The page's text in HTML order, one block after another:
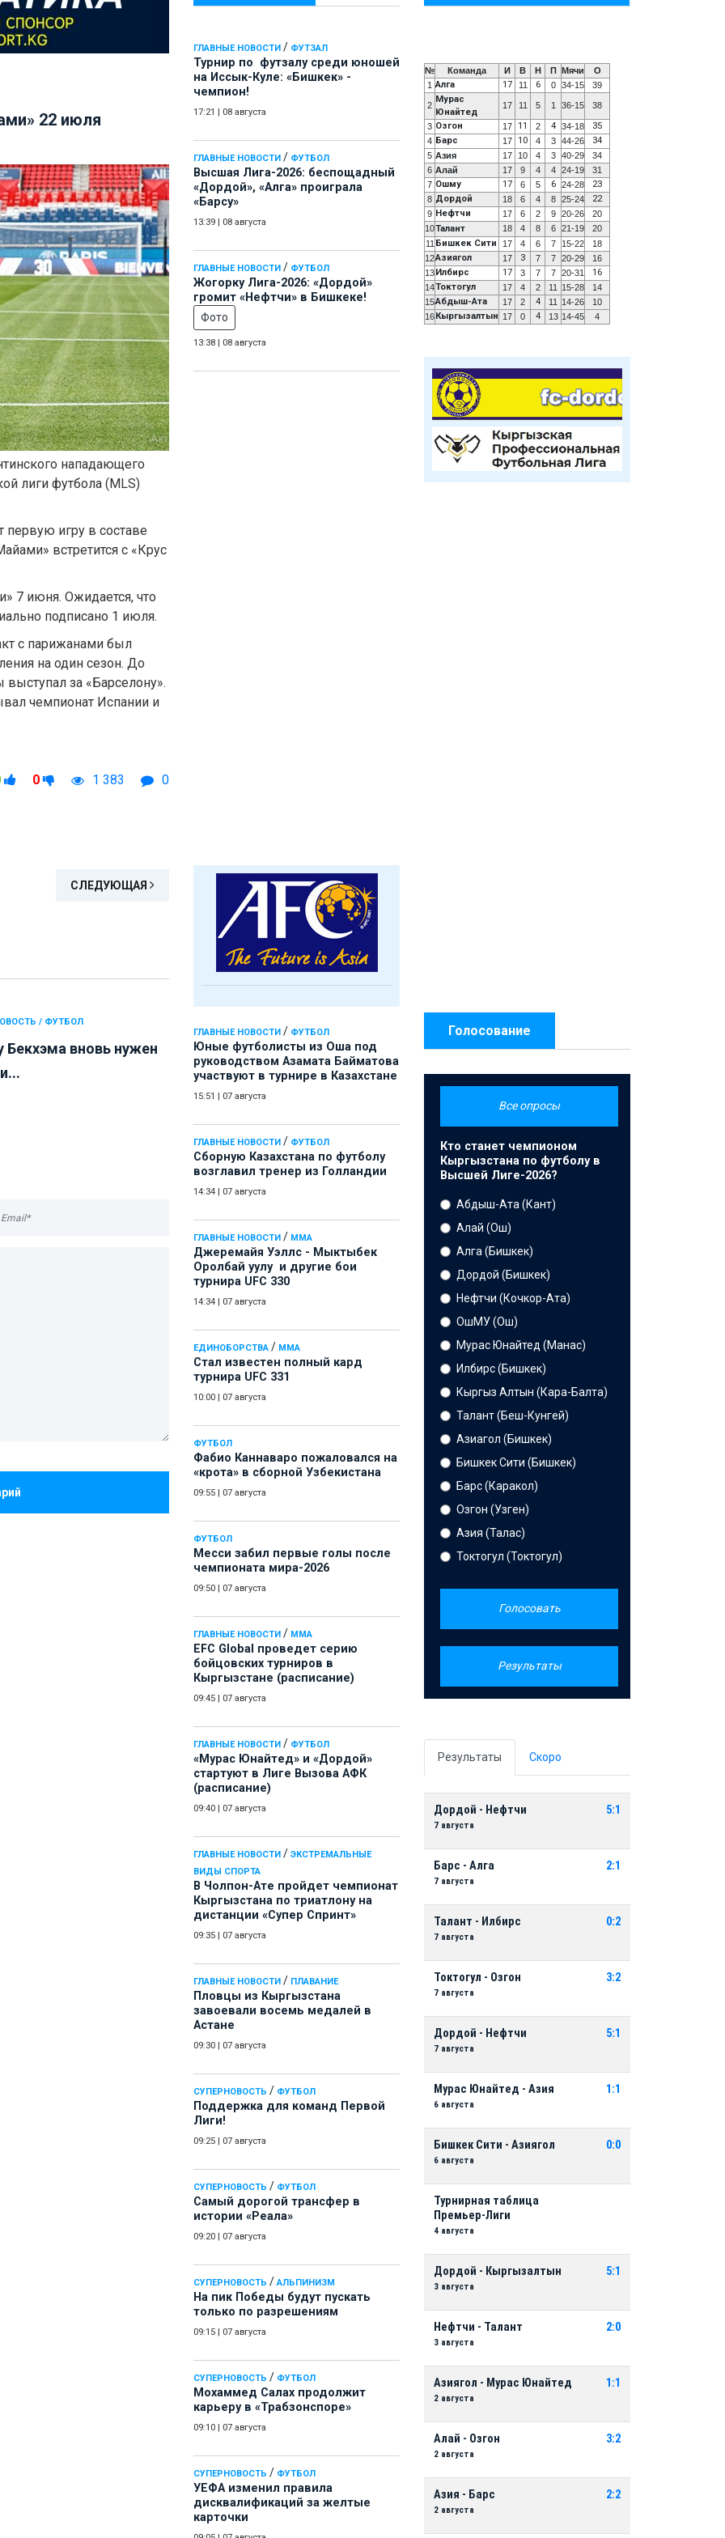
ГЛАВНЫЕ НОВОСТИ / ФУТЗАЛ
Турнир по футзалу среди юношей
на Иссык-Куле: «Бишкек» -
чемпион!
17:21 08 августа
ГЛАВНЫЕ НОВОСТИ / ФУТБОЛ
Высшая Лига-2026: беспощадный
«Дордой», «Алга» проиграла
«Барсу»
13:39 08 августа
ГЛАВНЫЕ НОВОСТИ / ФУТБОЛ
Жогорку Лига-2026: «Дордой»
громит «Нефтчи» в Бишкеке!
Фото
13:38 08 августа
ГЛАВНЫЕ НОВОСТИ / ФУТБОЛ
Юные футболисты из Оша под
руководством Азамата Байматова
участвуют в турнире в Казахстане
15:51 07 августа
ГЛАВНЫЕ НОВОСТИ / ФУТБОЛ
Сборную Казахстана по футболу
возглавил тренер из Голландии
14:34 07 августа
ГЛАВНЫЕ НОВОСТИ / ММА
Джеремайя Уэллс - Мыктыбек
Оролбай уулу и другие бои
турнира UFC 330
14:34 07 августа
ЕДИНОБОРСТВА / ММА
Стал известен полный кард
турнира UFC 331
10:00 07 августа
ФУТБОЛ
Фабио Каннаваро пожаловался на
«крота» в сборной Узбекистана
09:55 07 августа
ФУТБОЛ
Месси забил первые голы после
чемпионата мира-2026
09:50 07 августа
ГЛАВНЫЕ НОВОСТИ / ММА
EFC Global проведет серию
бойцовских турниров в
Кыргызстане (расписание)
09:45 07 августа
ГЛАВНЫЕ НОВОСТИ / ФУТБОЛ
«Мурас Юнайтед» и «Дордой»
стартуют в Лиге Вызова АФК
(расписание)
09:40 07 августа
ГЛАВНЫЕ НОВОСТИ / ЭКСТРЕМАЛЬНЫЕ
ВИДЫ СПОРТА
В Чолпон-Ате пройдет чемпионат
Кыргызстана по триатлону на
дистанции «Супер Спринт»
09:35 07 августа
ГЛАВНЫЕ НОВОСТИ / ПЛАВАНИЕ
Пловцы из Кыргызстана
завоевали восемь медалей в
Астане
09:30 07 августа
СУПЕРНОВОСТЬ / ФУТБОЛ
Поддержка для команд Первой
Лиги!
09:25 07 августа
СУПЕРНОВОСТЬ / ФУТБОЛ
Самый дорогой трансфер в
истории «Реала»
09:20 07 августа
СУПЕРНОВОСТЬ / АЛЬПИНИЗМ
На пик Победы будут пускать
только по разрешениям
09:15 07 августа
СУПЕРНОВОСТЬ / ФУТБОЛ
Мохаммед Салах продолжит
карьеру в «Трабзонспоре»
09:10 07 августа
СУПЕРНОВОСТЬ / ФУТБОЛ
УЕФА изменил правила
дисквалификаций за желтые
карточки
22 июля
нападающего
лиги футбола (MLS)
игру в составе
встретится с «Крус
7 июня. Ожидается, что
подписано 1 июля.
с парижанами был
на один сезон. До
за «Барселону».
чемпионат Испании и
0 1 383 0
СЛЕДУЮЩАЯ
/ ФУТБОЛ
Бекхэма вновь нужен
№ Команда И В Н П Мячи
О
1 Алга 17 11 6 0 34-15 39
2
Мурас
Юнайтед
17 11 5 1 36-15 38
3 Озгон 17 11 2 4 34-18 35
4 Барс 17 10 4 3 44-26 34
5 Азия 17 10 4 3 40-29
34
6 Алай 17 9 4 4 24-19
31
7 Ошму 17 6 5 6 24-28 23
8 Дордой 18 6 4 8 25-24 22
9 Нефтчи 17 6 2 9 20-26
20
10Талант 18 4 8 6 21-19
20
11 Бишкек Сити 17 4 6 7 15-22
18
12Азиягол 17 3 7 7 20-29
16
13 Илбирс 17 3 7 7 20-31 16
14Токтогул 17 4 2 11 15-28
14
15Абдыш-Ата 17 2 4 11 14-26
10
16 Кыргызалтын 17 0 4 13 14-45 4
Голосование
Все опросы
Кто станет чемпионом
Кыргызстана по футболу в
Высшей Лиге-2026?
Абдыш-Ата (Кант)
Алай (Ош)
Алга (Бишкек)
Дордой (Бишкек)
Нефтчи (Кочкор-Ата)
ОшМУ (Ош)
Мурас Юнайтед (Манас)
Илбирс (Бишкек)
Кыргыз Алтын (Кара-Балта)
Талант (Беш-Кунгей)
Азиагол (Бишкек)
Бишкек Сити (Бишкек)
Барс (Каракол)
Озгон (Узген)
Азия (Талас)
Токтогул (Токтогул)
Голосовать
Результаты
Результаты Скоро
Дордой - Нефтчи
7 августа
5:1
Барс - Алга
7 августа
2:1
Талант - Илбирс
7 августа
0:2
Токтогул - Озгон
7 августа
3:2
Дордой - Нефтчи
7 августа
5:1
Мурас Юнайтед - Азия
6 августа
1:1
Бишкек Сити - Азиягол
6 августа
0:0
Турнирная таблица
Премьер-Лиги
4 августа
Дордой - Кыргызалтын
3 августа
5:1
Нефтчи - Талант
3 августа
2:0
Азиягол - Мурас Юнайтед
2 августа
1:1
Алай - Озгон
2 августа
3:2
Азия - Барс
2 августа
2:2